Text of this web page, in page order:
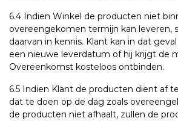
6.4 Indien Winkel de producten niet
overeengekomen termijn kan leveren,
daarvan in kennis. Klant kan in dat
een nieuwe leverdatum of hij krijgt de
Overeenkomst kosteloos ontbinden.
6.5 Indien Klant de producten dient af
dat te doen op de dag zoals
de producten niet afhaalt, zullen de